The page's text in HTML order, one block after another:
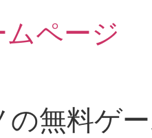
ページ
無料ゲ